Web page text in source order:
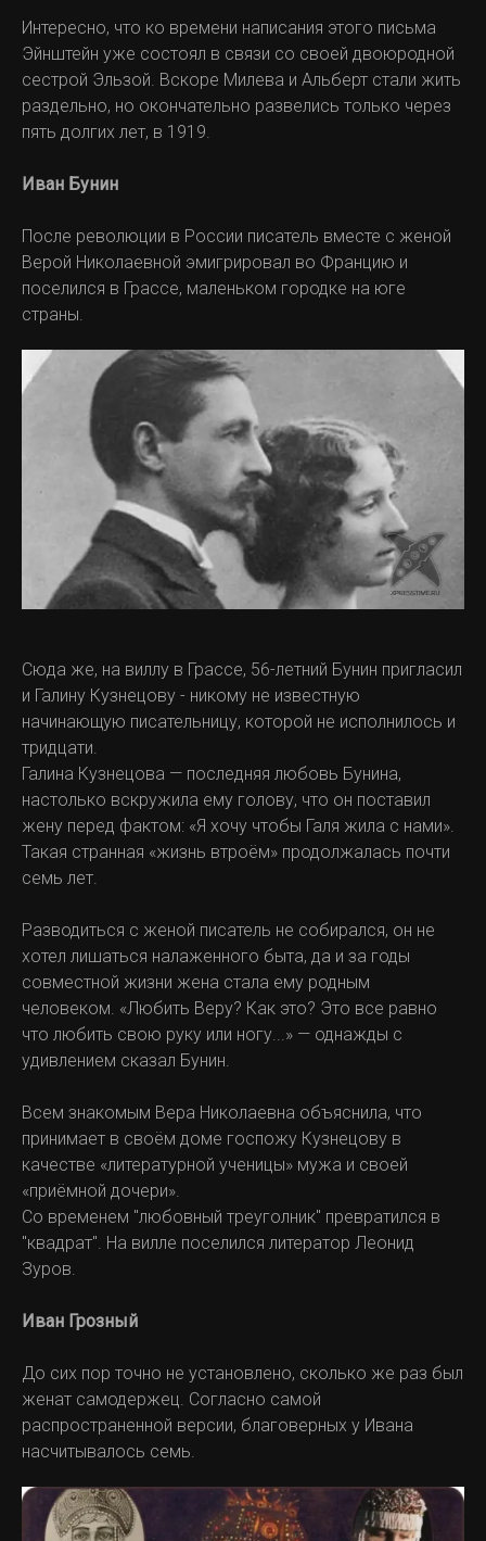
Интересно, что ко времени написания этого письма
Эйнштейн уже состоял в связи со своей двоюродной
сестрой Эльзой. Вскоре Милева и Альберт стали жить
раздельно, но окончательно развелись только через
пять долгих лет, в 1919.
Иван Бунин
После революции в России писатель вместе с женой
Верой Николаевной эмигрировал во Францию и
поселился в Грассе, маленьком городке на юге
страны.
Сюда же, на виллу в Грассе, 56-летний Бунин пригласил
и Галину Кузнецову - никому не известную
начинающую писательницу, которой не исполнилось и
тридцати.
Галина Кузнецова — последняя любовь Бунина,
настолько вскружила ему голову, что он поставил
жену перед фактом: «Я хочу чтобы Галя жила с нами».
Такая странная «жизнь втроём» продолжалась почти
семь лет.
Разводиться с женой писатель не собирался, он не
хотел лишаться налаженного быта, да и за годы
совместной жизни жена стала ему родным
человеком. «Любить Веру? Как это? Это все равно
что любить свою руку или ногу...» — однажды с
удивлением сказал Бунин.
Всем знакомым Вера Николаевна объяснила, что
принимает в своём доме госпожу Кузнецову в
качестве «литературной ученицы» мужа и своей
«приёмной дочери».
Со временем "любовный треуголник" превратился в
"квадрат". На вилле поселился литератор Леонид
Зуров.
Иван Грозный
До сих пор точно не установлено, сколько же раз был
женат самодержец. Согласно самой
распространенной версии, благоверных у Ивана
насчитывалось семь.